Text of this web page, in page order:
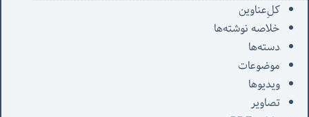
کل‌ِعناوین
خلاصه نوشته‌ها
دسته‌ها
موضوعات
ویدیوها
تصاویر